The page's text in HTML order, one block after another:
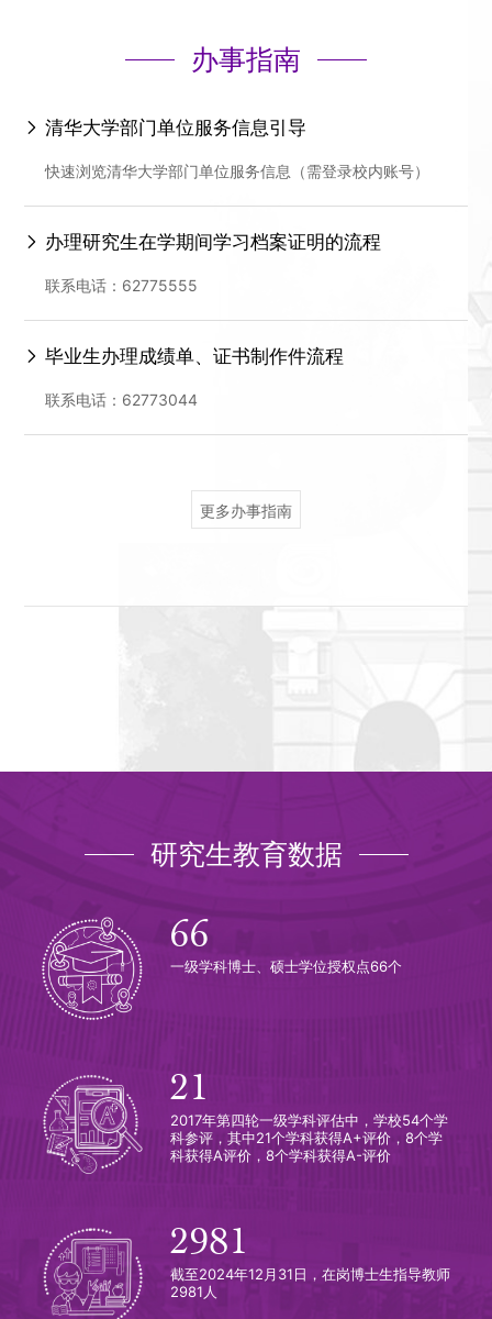
办事指南
清华大学部门单位服务信息引导
快速浏览清华大学部门单位服务信息（需登录校内账号）
办理研究生在学期间学习档案证明的流程
联系电话：62775555
毕业生办理成绩单、证书制作件流程
联系电话：62773044
更多办事指南
研究生教育数据
66
一级学科博士、硕士学位授权点66个
21
2017年第四轮一级学科评估中，学校54个学
科参评，其中21个学科获得A+评价，8个学
科获得A评价，8个学科获得A-评价
2981
截至2024年12月31日，在岗博士生指导教师
2981人